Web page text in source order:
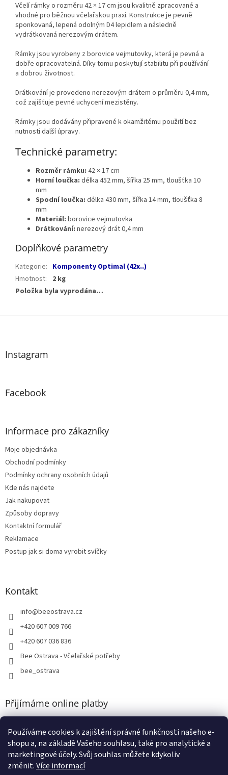
Používáme cookies k zajištění správné funkčnosti našeho e-
shopu a, na základě Vašeho souhlasu, také pro analytické a
marketingové účely. Svůj souhlas můžete kdykoliv
změnit.Více informací
Včelí rámky o rozměru 42 × 17 cm jsou kvalitně zpracované a
vhodné pro běžnou včelařskou praxi. Konstrukce je pevně
sponkovaná, lepená odolným D4 lepidlem a následně
vydrátkovaná nerezovým drátem.
Rámky jsou vyrobeny z borovice vejmutovky, která je pevná a
dobře opracovatelná. Díky tomu poskytují stabilitu při používání
a dobrou životnost.
Drátkování je provedeno nerezovým drátem o průměru 0,4 mm,
což zajišťuje pevné uchycení mezistěny.
Rámky jsou dodávány připravené k okamžitému použití bez
nutnosti další úpravy.
Technické parametry:
Rozměr rámku: 42 × 17 cm
Horní loučka: délka 452 mm, šířka 25 mm, tloušťka 10
mm
Spodní loučka: délka 430 mm, šířka 14 mm, tloušťka 8
mm
Materiál: borovice vejmutovka
Drátkování: nerezový drát 0,4 mm
Doplňkové parametry
Kategorie: Komponenty Optimal (42x..)
Hmotnost:
2 kg
Položka byla vyprodána…
Z
Instagram
Facebook
Informace pro zákazníky
Moje objednávka
Obchodní podmínky
Podmínky ochrany osobních údajů
Kde nás najdete
Jak nakupovat
Způsoby dopravy
Kontaktní formulář
Reklamace
Postup jak si doma vyrobit svíčky
Kontakt
info@beeostrava.cz
+420 607 009 766
+420 607 036 836
Bee Ostrava - Včelařské potřeby
bee_ostrava
Přijímáme online platby